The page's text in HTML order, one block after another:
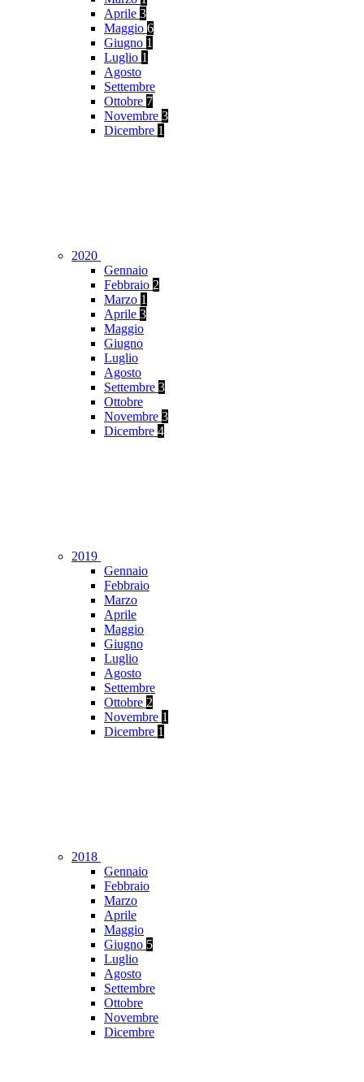
Aprile 3
Maggio 6
Giugno 1
Luglio 1
Agosto
Settembre
Ottobre 7
Novembre 3
Dicembre 1
2020
Gennaio
Febbraio 2
Marzo 1
Aprile 3
Maggio
Giugno
Luglio
Agosto
Settembre 3
Ottobre
Novembre 3
Dicembre 4
2019
Gennaio
Febbraio
Marzo
Aprile
Maggio
Giugno
Luglio
Agosto
Settembre
Ottobre 2
Novembre 1
Dicembre 1
2018
Gennaio
Febbraio
Marzo
Aprile
Maggio
Giugno 5
Luglio
Agosto
Settembre
Ottobre
Novembre
Dicembre